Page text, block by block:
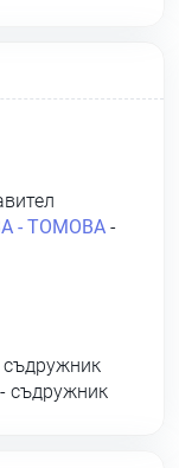
- ТОМОВА -
съдружник
съдружник